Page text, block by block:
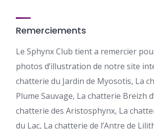
Remerciements
Le Sphynx Club tient a remercier
photos d’illustration de notre site
chatterie du Jardin de Myosotis, La
Plume Sauvage, La chatterie Breizh
chatterie des Aristosphynx, La
du Lac, La chatterie de l’Antre de